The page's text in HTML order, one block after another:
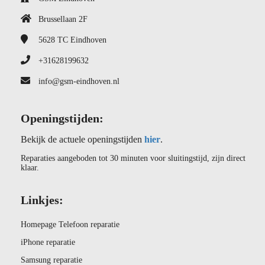
Brussellaan 2F
5628 TC Eindhoven
+31628199632
info@gsm-eindhoven.nl
Openingstijden:
Bekijk de actuele openingstijden hier.
Reparaties aangeboden tot 30 minuten voor sluitingstijd, zijn direct
klaar.
Linkjes:
Homepage Telefoon reparatie
iPhone reparatie
Samsung reparatie